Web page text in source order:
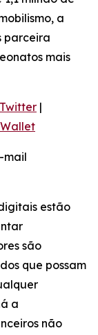
a
parceira
mais
Twitter |
mail
estão
são
que possam
a
não